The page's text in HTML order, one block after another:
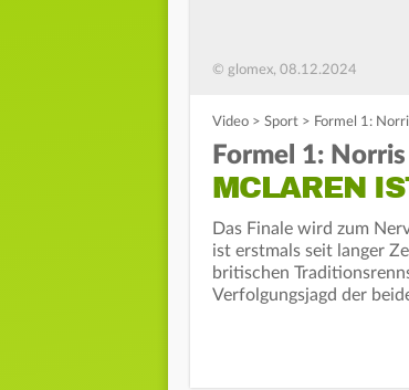
© glomex, 08.12.2024
Video > Sport > Formel 1:
Formel 1:
MCLAREN
Das Finale wird zum
ist erstmals seit langer
britischen
Verfolgungsjagd der